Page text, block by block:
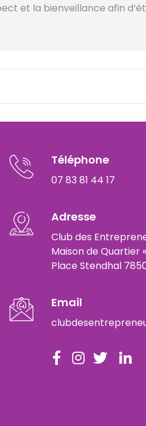
et la bienveillance afin
Téléphone
07 83 81 44 17
Adresse
Club des
Maison de Quartier
Place Stendhal
Email